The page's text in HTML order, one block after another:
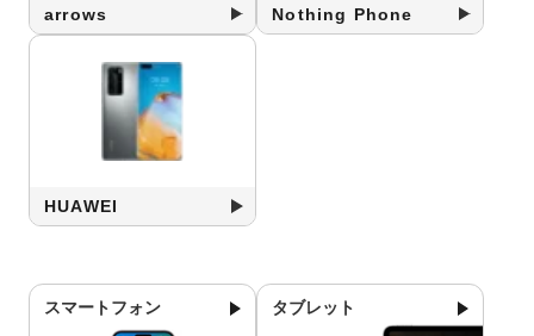
arrows Nothing Phone
HUAWEI
スマートフォン タブレット